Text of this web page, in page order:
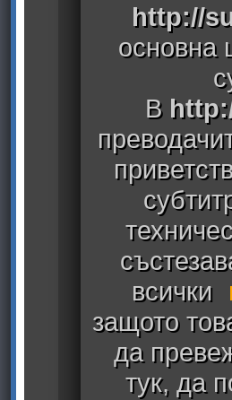
http://
основна
В
всички
защото
да
тук, да